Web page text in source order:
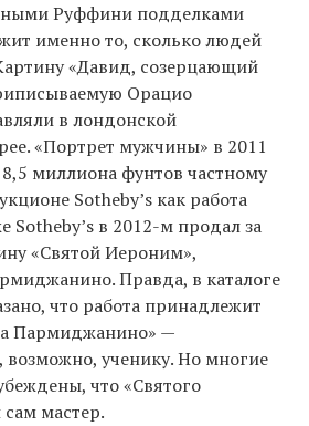
Руффини подделками
именно то, сколько людей
«Давид, созерцающий
Орацио
в лондонской
«Портрет мужчины» в 2011
миллиона фунтов частному
Sotheby’s как работа
Sotheby’s в 2012-м продал за
«Святой Иероним»,
Правда, в каталоге
что работа принадлежит
Пармиджанино» —
возможно, ученику. Но многие
что «Святого
мастер.